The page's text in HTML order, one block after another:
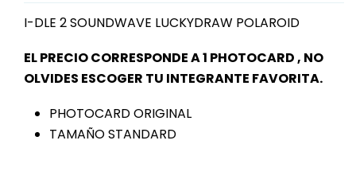
I-DLE 2 SOUNDWAVE LUCKYDRAW POLAROID
EL PRECIO CORRESPONDE A 1 PHOTOCARD , NO
OLVIDES ESCOGER TU INTEGRANTE FAVORITA.
PHOTOCARD ORIGINAL
TAMAÑO STANDARD